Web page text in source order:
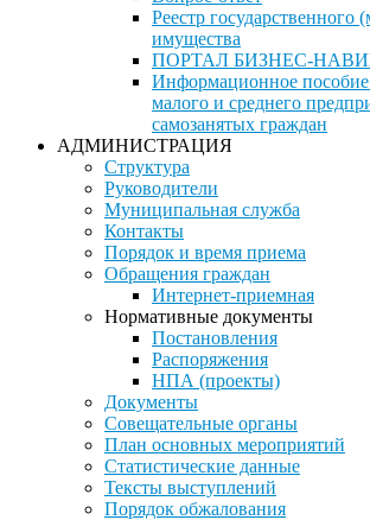
Реестр государственного
имущества
ПОРТАЛ БИЗНЕС-
Информационное пособие
малого и среднего
самозанятых граждан
АДМИНИСТРАЦИЯ
Структура
Руководители
Муниципальная служба
Контакты
Порядок и время приема
Обращения граждан
Интернет-приемная
Нормативные документы
Постановления
Распоряжения
НПА (проекты)
Документы
Совещательные органы
План основных мероприятий
Статистические данные
Тексты выступлений
Порядок обжалования